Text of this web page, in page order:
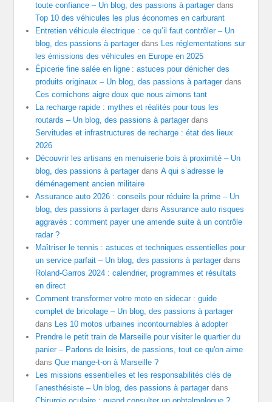
toute confiance – Un blog, des passions à partagerdans
Top 10 des véhicules les plus économes en carburant
Entretien véhicule électrique : ce qu’il faut contrôler – Un
blog, des passions à partagerdans Les réglementations sur
les émissions des véhicules en Europe en 2025
Épicerie fine salée en ligne : astuces pour dénicher des
produits originaux – Un blog, des passions à partagerdans
Ces cornichons aigre doux que nous aimons tant
La recharge rapide : mythes et réalités pour tous les
routards – Un blog, des passions à partagerdans
Servitudes et infrastructures de recharge : état des lieux
2026
Découvrir les artisans en menuiserie bois à proximité – Un
blog, des passions à partagerdansA qui s’adresse le
déménagement ancien militaire
Assurance auto 2026 : conseils pour réduire la prime – Un
blog, des passions à partagerdansAssurance auto risques
aggravés : comment payer une amende suite à un contrôle
radar ?
Maîtriser le tennis : astuces et techniques essentielles pour
un service parfait – Un blog, des passions à partagerdans
Roland-Garros 2024 : calendrier, programmes et résultats
en direct
Comment transformer votre moto en sidecar : guide
complet de bricolage – Un blog, des passions à partager
dans Les 10 motos urbaines incontournables à adopter
Prendre le petit train de Marseille pour visiter le quartier du
panier – Parlons de loisirs, de passions, tout ce qu'on aime
dansQue mange-t-on à Marseille ?
Les missions essentielles et les responsabilités clés de
l’anesthésiste – Un blog, des passions à partagerdans